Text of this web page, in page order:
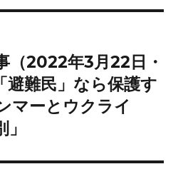
（2022年3月22日・
避難民」なら保護す
ーとウクライ